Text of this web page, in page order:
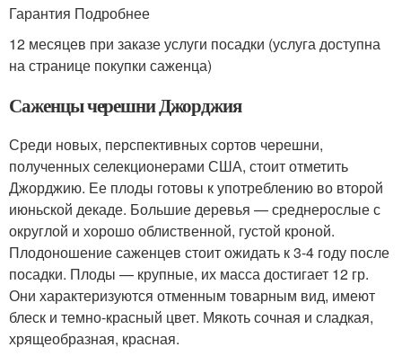
Гарантия Подробнее
12 месяцев при заказе услуги посадки (услуга доступна
на странице покупки саженца)
Саженцы черешни Джорджия
Среди новых, перспективных сортов черешни,
полученных селекционерами США, стоит отметить
Джорджию. Ее плоды готовы к употреблению во второй
июньской декаде. Большие деревья — среднерослые с
округлой и хорошо облиственной, густой кроной.
Плодоношение саженцев стоит ожидать к 3-4 году после
посадки. Плоды — крупные, их масса достигает 12 гр.
Они характеризуются отменным товарным вид, имеют
блеск и темно-красный цвет. Мякоть сочная и сладкая,
хрящеобразная, красная.